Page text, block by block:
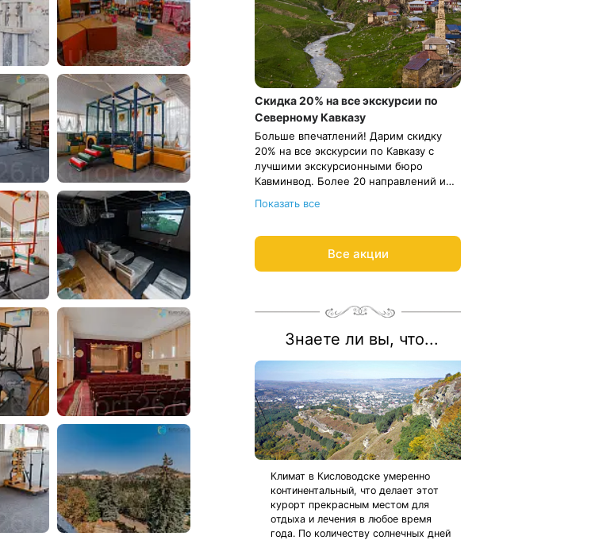
Скидка 20% на все экскурсии по
Северному Кавказу
Больше впечатлений! Дарим скидку
20% на все экскурсии по Кавказу с
лучшими экскурсионными бюро
Кавминвод. Более 20 направлений и
самые красивые места России.
Прекрасная возможность сэкономить и
Подробнее об акции
С теплом и заботой, Курорт26.ру
Показать все
Все акции
Знаете ли вы, что...
Климат в Кисловодске умеренно
континентальный, что делает этот
курорт прекрасным местом для
отдыха и лечения в любое время
года. По количеству солнечных дней